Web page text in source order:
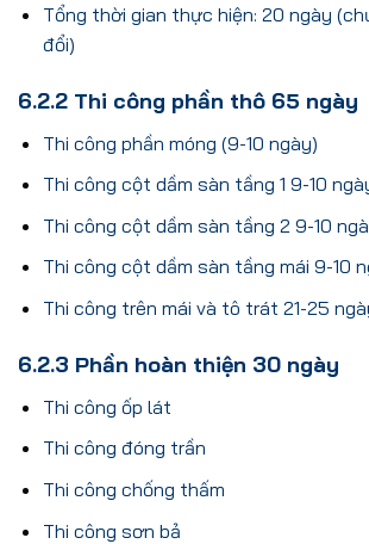
Tổng thời gian thực hiện: 20 ngày
đổi)
6.2.2 Thi công phần thô 65 ngày
Thi công phần móng (9-10 ngày)
Thi công cột dầm sàn tầng 1 9-10
Thi công cột dầm sàn tầng 2 9-10
Thi công cột dầm sàn tầng mái 9-10
Thi công trên mái và tô trát 21-25
6.2.3 Phần hoàn thiện 30 ngày
Thi công ốp lát
Thi công đóng trần
Thi công chống thấm
Thi công sơn bả